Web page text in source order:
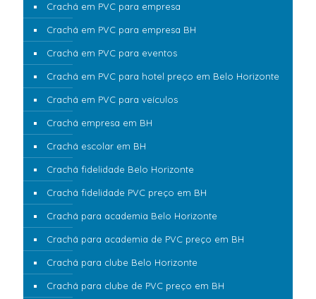
Crachá em PVC para empresa
Crachá em PVC para empresa BH
Crachá em PVC para eventos
Crachá em PVC para hotel preço em Belo Horizonte
Crachá em PVC para veículos
Crachá empresa em BH
Crachá escolar em BH
Crachá fidelidade Belo Horizonte
Crachá fidelidade PVC preço em BH
Crachá para academia Belo Horizonte
Crachá para academia de PVC preço em BH
Crachá para clube Belo Horizonte
Crachá para clube de PVC preço em BH